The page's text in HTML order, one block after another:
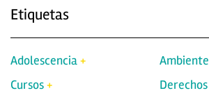
Etiquetas
Adolescencia
Ambiente
Cursos
Derechos